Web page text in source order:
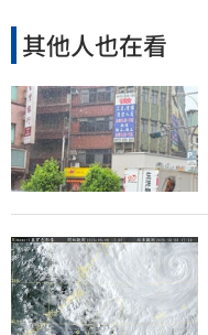
其他人也在看